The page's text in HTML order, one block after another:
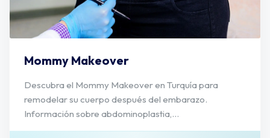
Mommy Makeover
Descubra el Mommy Makeover en Turquía para
remodelar su cuerpo después del embarazo.
Información sobre abdominoplastia,...